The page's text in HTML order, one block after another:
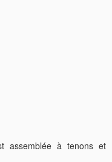
assemblée à tenons et